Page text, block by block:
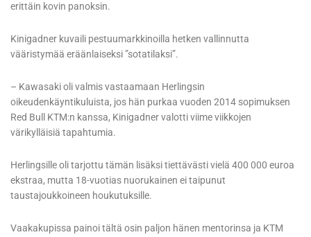
erittäin kovin panoksin.
Kinigadner kuvaili pestuumarkkinoilla hetken vallinnutta
vääristymää eräänlaiseksi ”sotatilaksi”.
– Kawasaki oli valmis vastaamaan Herlingsin
oikeudenkäyntikuluista, jos hän purkaa vuoden 2014 sopimuksen
Red Bull KTM:n kanssa, Kinigadner valotti viime viikkojen
värikylläisiä tapahtumia.
Herlingsille oli tarjottu tämän lisäksi tiettävästi vielä 400 000 euroa
ekstraa, mutta 18-vuotias nuorukainen ei taipunut
taustajoukkoineen houkutuksille.
Vaakakupissa painoi tältä osin paljon hänen mentorinsa ja KTM